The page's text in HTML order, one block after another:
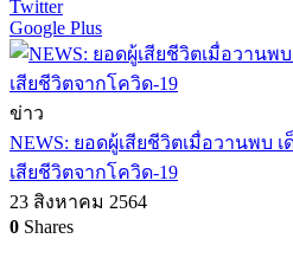
Twitter
Google Plus
ข่าว
NEWS: ยอดผู้เสียชีวิตเมื่อวานพบ
เสียชีวิตจากโควิด-19
23 สิงหาคม 2564
0 Shares